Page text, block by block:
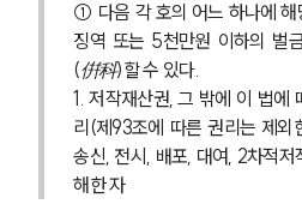
① 다음 각 호의 어느 하나에 해
징역 또는 5천만원 이하의 벌
(倂科)할 수 있다.
1. 저작재산권, 그 밖에 이 법에
리(제93조에 따른 권리는 제외
송신, 전시, 배포, 대여, 2차적저
해한 자